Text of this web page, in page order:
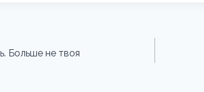
Больше не твоя